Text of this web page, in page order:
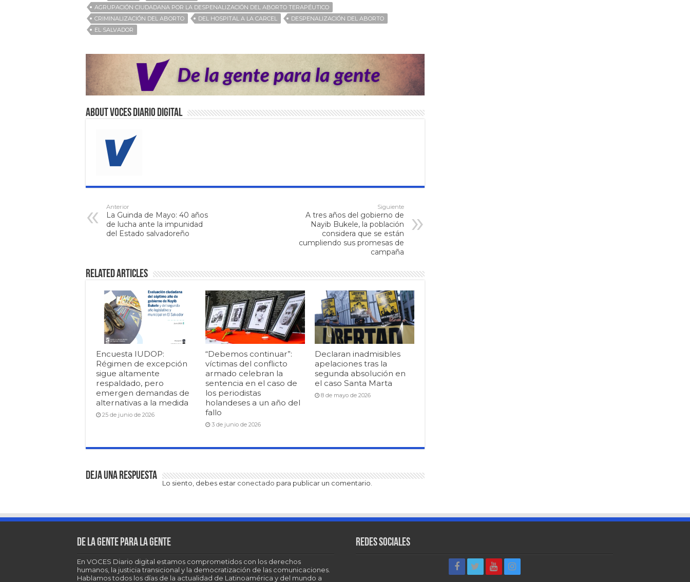
AGRUPACIÓN CIUDADANA POR LA DESPENALIZACIÓN DEL ABORTO TERAPÉUTICO
CRIMINALIZACIÓN DEL ABORTO
DEL HOSPITAL A LA CARCEL
DESPENALIZACIÓN DEL ABORTO
EL SALVADOR
About VOCES Diario digital
Anterior
La Guinda de Mayo: 40 años
de lucha ante la impunidad
del Estado salvadoreño
Siguiente
A tres años del gobierno de
Nayib Bukele, la población
considera que se están
cumpliendo sus promesas de
campaña
Related Articles
Encuesta IUDOP:
Régimen de excepción
sigue altamente
respaldado, pero
emergen demandas de
alternativas a la medida
25 de junio de 2026
“Debemos continuar”:
víctimas del conflicto
armado celebran la
sentencia en el caso de
los periodistas
holandeses a un año del
fallo
3 de junio de 2026
Declaran inadmisibles
apelaciones tras la
segunda absolución en
el caso Santa Marta
8 de mayo de 2026
Deja una respuesta
Lo siento, debes estar conectado para publicar un comentario.
De la gente para la gente
En VOCES Diario digital estamos comprometidos con los derechos
humanos, la justicia transicional y la democratización de las comunicaciones.
Hablamos todos los días de la actualidad de Latinoamérica y del mundo a
Redes sociales